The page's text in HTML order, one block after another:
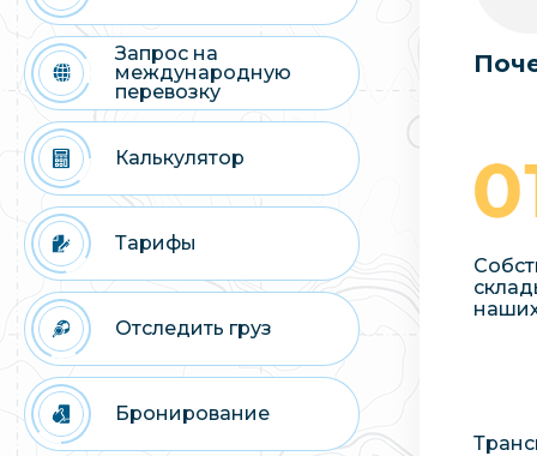
Запрос на
международную
перевозку
Калькулятор
Тарифы
Отследить груз
Бронирование